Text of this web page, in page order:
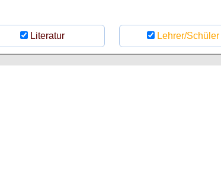
Literatur Lehrer/Schüler